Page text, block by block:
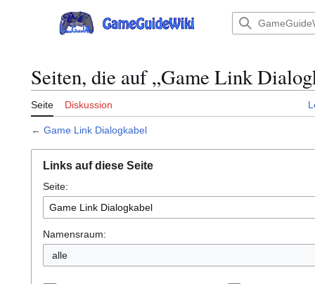
Hauptmenü
Seiten, die auf „Game Link
Seite Diskussion
← Game Link Dialogkabel
Links auf diese Seite
Seite:
Namensraum: